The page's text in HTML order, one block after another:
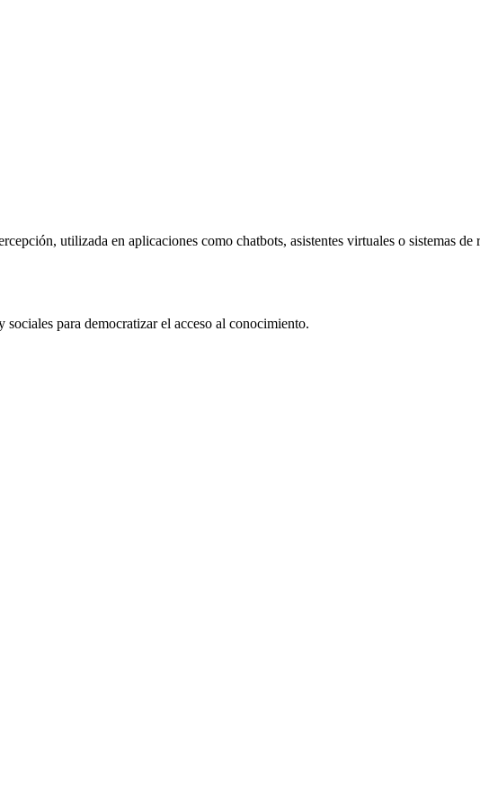
utilizada en aplicaciones como chatbots, asistentes virtuales o sistemas de
para democratizar el acceso al conocimiento.